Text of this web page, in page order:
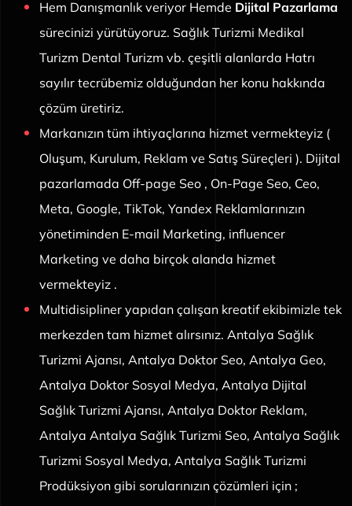
Hem Danışmanlık veriyor Hemde Dijital Pazarlama
sürecinizi yürütüyoruz. Sağlık Turizmi Medikal
Turizm Dental Turizm vb. çeşitli alanlarda Hatrı
sayılır tecrübemiz olduğundan her konu hakkında
çözüm üretiriz.
Markanızın tüm ihtiyaçlarına hizmet vermekteyiz (
Oluşum, Kurulum, Reklam ve Satış Süreçleri ). Dijital
pazarlamada Off-page Seo , On-Page Seo, Ceo,
Meta, Google, TikTok, Yandex Reklamlarınızın
yönetiminden E-mail Marketing, influencer
Marketing ve daha birçok alanda hizmet
vermekteyiz .
Multidisipliner yapıdan çalışan kreatif ekibimizle tek
merkezden tam hizmet alırsınız. Antalya Sağlık
Turizmi Ajansı, Antalya Doktor Seo, Antalya Geo,
Antalya Doktor Sosyal Medya, Antalya Dijital
Sağlık Turizmi Ajansı, Antalya Doktor Reklam,
Antalya Antalya Sağlık Turizmi Seo, Antalya Sağlık
Turizmi Sosyal Medya, Antalya Sağlık Turizmi
Prodüksiyon gibi sorularınızın çözümleri için ;